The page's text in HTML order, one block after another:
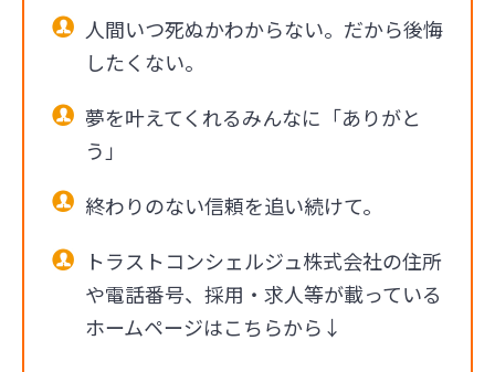
人間いつ死ぬかわからない。だから後悔
したくない。
夢を叶えてくれるみんなに「ありがと
う」
終わりのない信頼を追い続けて。
トラストコンシェルジュ株式会社の住所
や電話番号、採用・求人等が載っている
ホームページはこちらから↓